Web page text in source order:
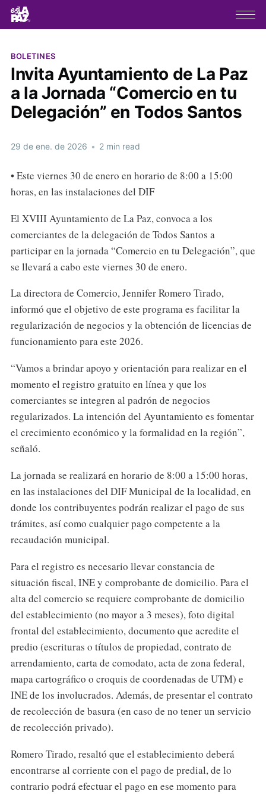
BOLETINES
Invita Ayuntamiento de La Paz
a la Jornada “Comercio en tu
Delegación” en Todos Santos
29 de ene. de 2026 • 2 min read
• Este viernes 30 de enero en horario de 8:00 a 15:00
horas, en las instalaciones del DIF
El XVIII Ayuntamiento de La Paz, convoca a los
comerciantes de la delegación de Todos Santos a
participar en la jornada “Comercio en tu Delegación”, que
se llevará a cabo este viernes 30 de enero.
La directora de Comercio, Jennifer Romero Tirado,
informó que el objetivo de este programa es facilitar la
regularización de negocios y la obtención de licencias de
funcionamiento para este 2026.
“Vamos a brindar apoyo y orientación para realizar en el
momento el registro gratuito en línea y que los
comerciantes se integren al padrón de negocios
regularizados. La intención del Ayuntamiento es fomentar
el crecimiento económico y la formalidad en la región”,
señaló.
La jornada se realizará en horario de 8:00 a 15:00 horas,
en las instalaciones del DIF Municipal de la localidad, en
donde los contribuyentes podrán realizar el pago de sus
trámites, así como cualquier pago competente a la
recaudación municipal.
Para el registro es necesario llevar constancia de
situación fiscal, INE y comprobante de domicilio. Para el
alta del comercio se requiere comprobante de domicilio
del establecimiento (no mayor a 3 meses), foto digital
frontal del establecimiento, documento que acredite el
predio (escrituras o títulos de propiedad, contrato de
arrendamiento, carta de comodato, acta de zona federal,
mapa cartográfico o croquis de coordenadas de UTM) e
INE de los involucrados. Además, de presentar el contrato
de recolección de basura (en caso de no tener un servicio
de recolección privado).
Romero Tirado, resaltó que el establecimiento deberá
encontrarse al corriente con el pago de predial, de lo
contrario podrá efectuar el pago en ese momento para